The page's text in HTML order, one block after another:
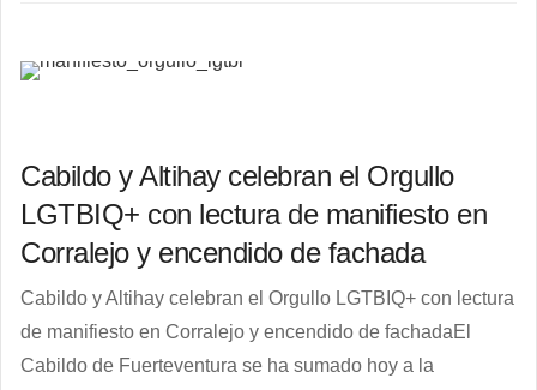
Cabildo y Altihay celebran el Orgullo
LGTBIQ+ con lectura de manifiesto en
Corralejo y encendido de fachada
Cabildo y Altihay celebran el Orgullo LGTBIQ+ con lectura
de manifiesto en Corralejo y encendido de fachadaEl
Cabildo de Fuerteventura se ha sumado hoy a la